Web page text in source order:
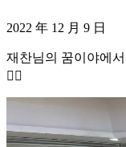
2022 年 12 月 9 日
재찬님의 꿈이야에
👍🏻